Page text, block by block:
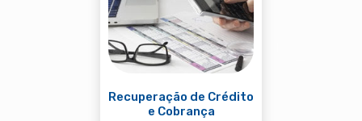
Recuperação de Crédito
e Cobrança